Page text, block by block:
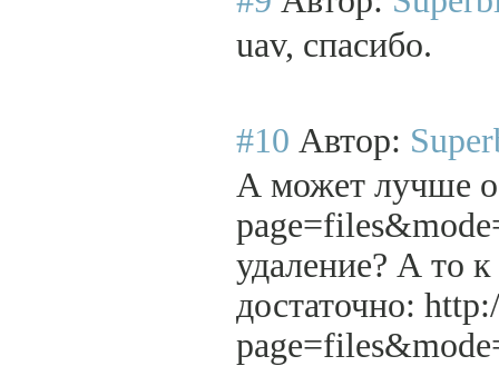
uav, спасибо.
#10 Автор:
А может лучше
удаление? А то
достаточно: